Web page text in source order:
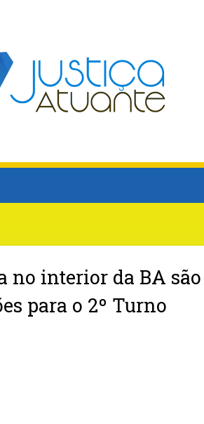
no interior da BA são
para o 2º Turno